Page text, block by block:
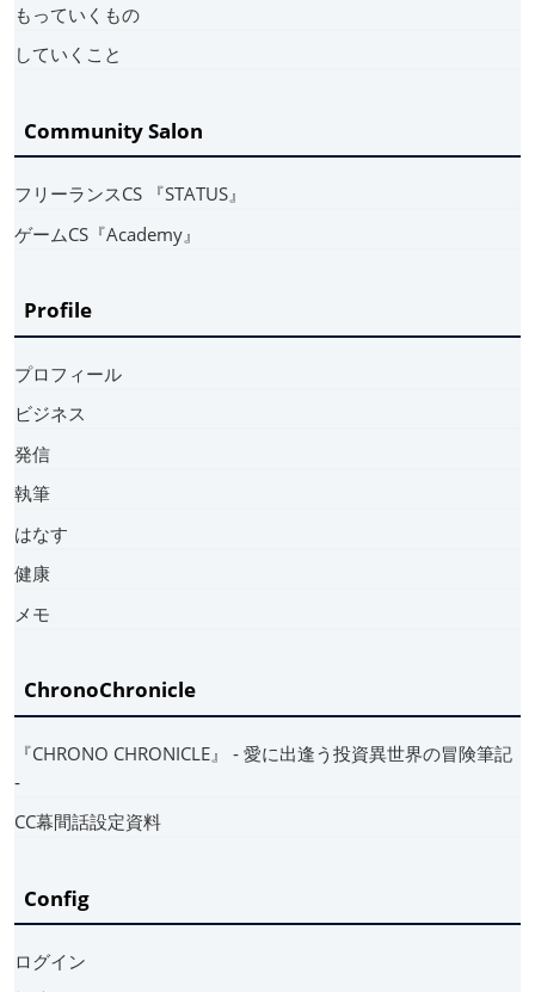
もっていくもの
していくこと
Community Salon
フリーランスCS 『STATUS』
ゲームCS『Academy』
Profile
プロフィール
ビジネス
発信
執筆
はなす
健康
メモ
ChronoChronicle
『CHRONO CHRONICLE』 ‐ 愛に出逢う投資異世界の冒険筆記
‐
CC幕間話設定資料
Config
ログイン